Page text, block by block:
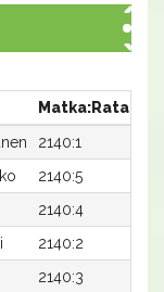
Matka:Rata
2140:1
2140:5
2140:4
2140:2
2140:3